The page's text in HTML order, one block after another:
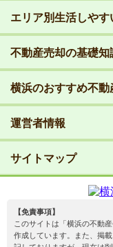
【免責事項】
このサイトは「横浜の不動
作成しています。また、掲
エリア別生活しや
不動産売却の基礎知
横浜のおすすめ不動
運営者情報
サイトマップ